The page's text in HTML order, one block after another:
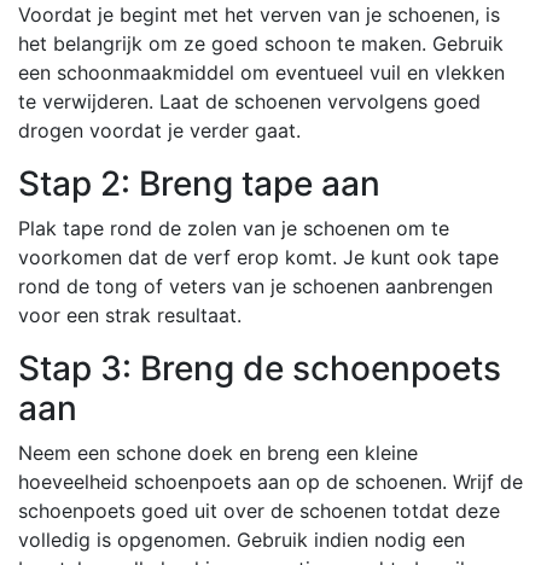
Voordat je begint met het verven van je schoenen, is
het belangrijk om ze goed schoon te maken. Gebruik
een schoonmaakmiddel om eventueel vuil en vlekken
te verwijderen. Laat de schoenen vervolgens goed
drogen voordat je verder gaat.
Stap 2: Breng tape aan
Plak tape rond de zolen van je schoenen om te
voorkomen dat de verf erop komt. Je kunt ook tape
rond de tong of veters van je schoenen aanbrengen
voor een strak resultaat.
Stap 3: Breng de schoenpoets
aan
Neem een schone doek en breng een kleine
hoeveelheid schoenpoets aan op de schoenen. Wrijf de
schoenpoets goed uit over de schoenen totdat deze
volledig is opgenomen. Gebruik indien nodig een